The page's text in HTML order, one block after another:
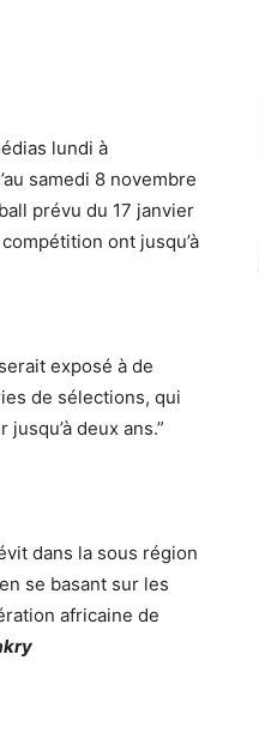
lundi à
samedi 8 novembre
prévu du 17 janvier
ont jusqu’à
exposé à de
de sélections, qui
deux ans.”
dans la sous région
se basant sur les
africaine de